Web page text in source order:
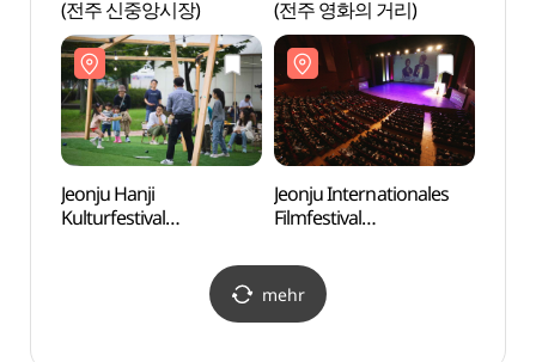
(전주 신중앙시장)
(전주 영화의 거리)
Jeonju Hanji
Kulturfestival
Jeonju Internationales
Filmfestival
mehr